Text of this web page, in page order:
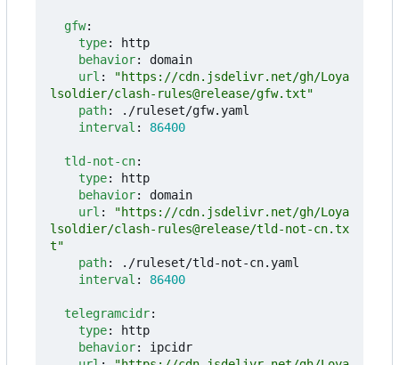
gfw:
type:
http
behavior:
domain
url :
"https://cdn.jsdelivr.net/gh/Loya
lsoldier/clash-rules@release/gfw.txt"
path:
./ruleset/gfw.yaml
interval : 86400
tld-not-cn:
type:
http
behavior:
domain
url :
"https://cdn.jsdelivr.net/gh/Loya
lsoldier/clash-rules@release/tld-not-cn.tx
t"
path:
./ruleset/tld-not-cn.yaml
interval : 86400
telegramcidr:
type:
http
behavior:
ipcidr